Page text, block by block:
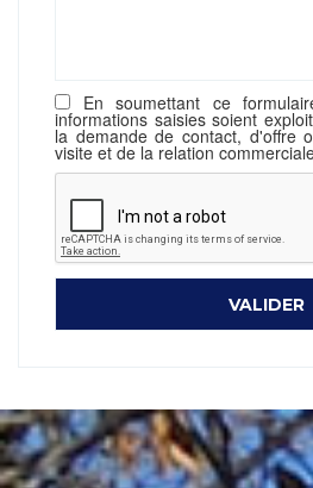
En soumettant ce
informations saisies soient
la demande de contact, d'offre
visite et de la relation